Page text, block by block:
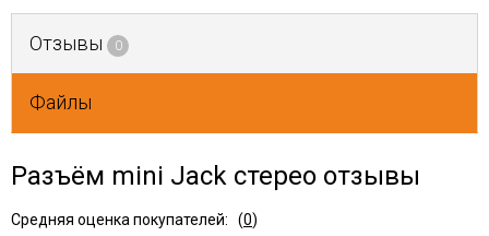
Отзывы 0
Файлы
Разъём mini Jack стерео отзывы
Средняя оценка покупателей: (0)